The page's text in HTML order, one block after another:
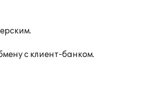
с клиент-банком.